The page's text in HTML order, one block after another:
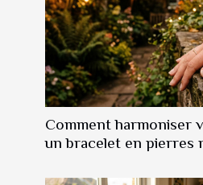
Comment harmoniser
un bracelet en pierres